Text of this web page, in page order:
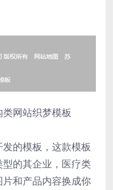
类网站织梦模板
的模板，这款模板
的其企业，医疗类
和产品内容换成你